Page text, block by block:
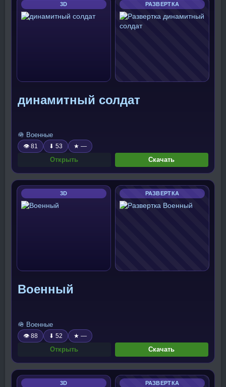
3D РАЗВЕРТКА
динамитный солдат
🪖 Военные
👁 81 ⬇ 53 ★ —
Открыть Скачать
3D РАЗВЕРТКА
Военный
🪖 Военные
👁 88 ⬇ 52 ★ —
Открыть Скачать
3D РАЗВЕРТКА